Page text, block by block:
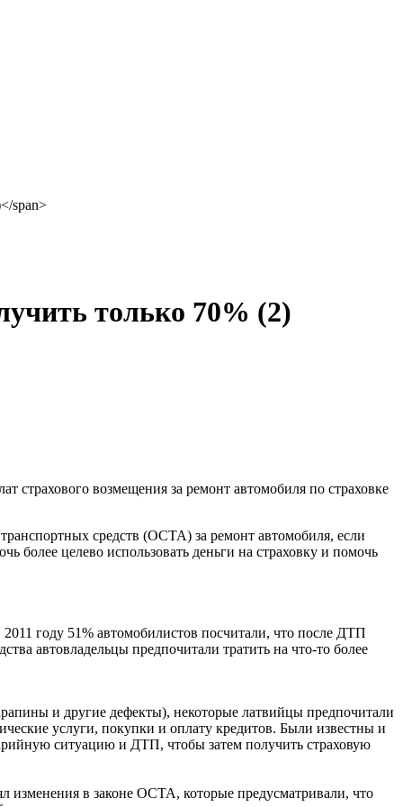
только 70% (2)
страхового возмещения за ремонт автомобиля по страховке
средств (OCTA) за ремонт автомобиля, если
более целево использовать деньги на страховку и помочь
году 51% автомобилистов посчитали, что после ДТП
автовладельцы предпочитали тратить на что-то более
и другие дефекты), некоторые латвийцы предпочитали
услуги, покупки и оплату кредитов. Были известны и
ситуацию и ДТП, чтобы затем получить страховую
изменения в законе ОСТА, которые предусматривали, что